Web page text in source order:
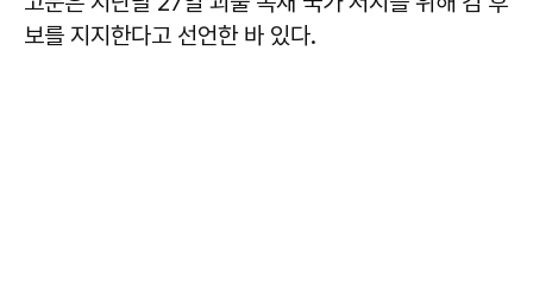
보를 지지한다고 선언한 바 있다.